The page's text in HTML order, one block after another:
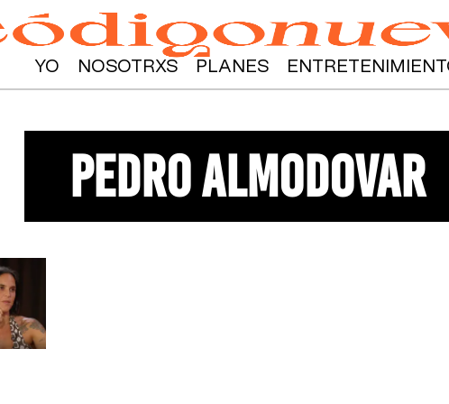
YO NOSOTRXS PLANES
pedro almodovar